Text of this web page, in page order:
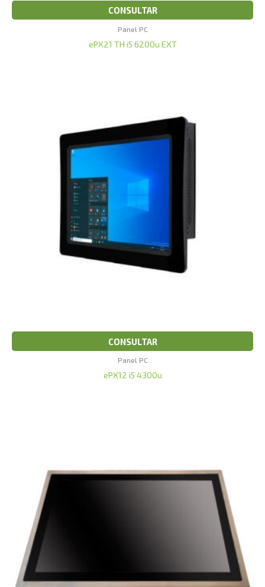
CONSULTAR
Panel PC
ePX21 TH i5 6200u EXT
CONSULTAR
Panel PC
ePX12 i5 4300u